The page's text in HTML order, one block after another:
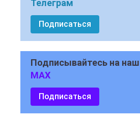
Телеграм
Подписаться
Подписывайтесь на
MAX
Подписаться